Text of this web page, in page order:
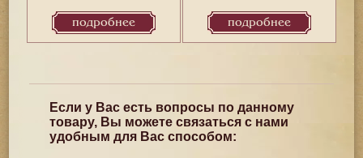
подробнее подробнее
Если у Вас есть вопросы по данному
товару, Вы можете связаться с нами
удобным для Вас способом: